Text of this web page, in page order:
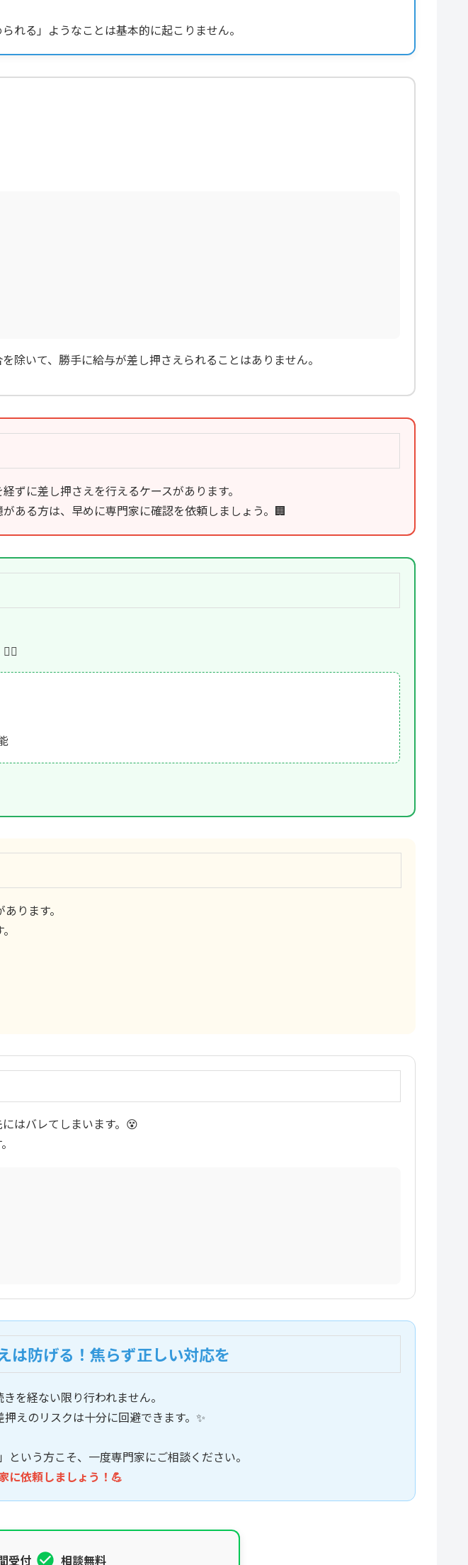
れる」ようなことは基本的に起こりません。
いて、勝手に給与が差し押さえられることはありません。
ずに差し押さえを行えるケースがあります。
ある方は、早めに専門家に確認を依頼しましょう。🏢
ります。
はバレてしまいます。😵
は防げる！焦らず正しい対応を
を経ない限り行われません。
えのリスクは十分に回避できます。✨
いう方こそ、一度専門家にご相談ください。
に依頼しましょう！💪
受付 相談無料